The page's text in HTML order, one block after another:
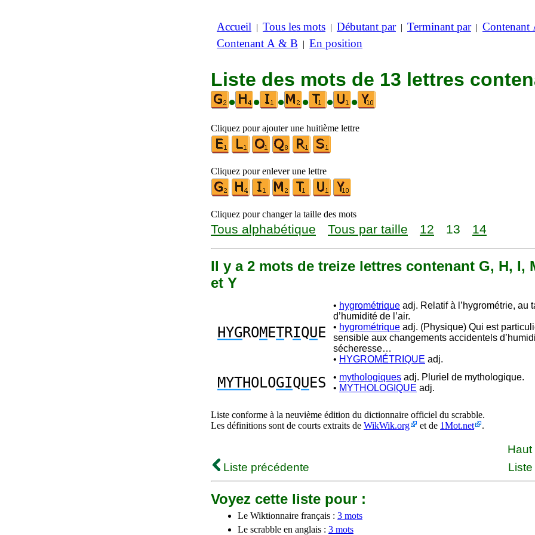
Accueil | Tous les mots | Débutant par| Terminant par| Contenant
Contenant A & B | En position
Liste des mots de 13 lettres
•
• • • • •
Cliquez pour ajouter une huitième lettre
Cliquez pour enlever une lettre
Cliquez pour changer la taille des mots
Tous alphabétique Tous par taille 12 13 14
Il y a 2 mots de treize lettres contenant G, H, I,
et Y
HYGROM ETRIQUE
• hygrométrique adj. Relatif à l’hygrométrie, au
d’humidité de l’air.
• hygrométrique adj. (Physique) Qui est
sensible aux changements accidentels
sécheresse…
• HYGROMÉTRIQUE adj.
MYTHOLOGIQUES • mythologiques adj. Pluriel de mythologique.
• MYTHOLOGIQUE adj.
Liste conforme à la neuvième édition du dictionnaire officiel du scrabble.
Les définitions sont de courts extraits de WikWik.org et de 1Mot.net .
Haut
Liste précédente
Voyez cette liste pour :
Le Wiktionnaire français : 3 mots
Le scrabble en anglais : 3 mots